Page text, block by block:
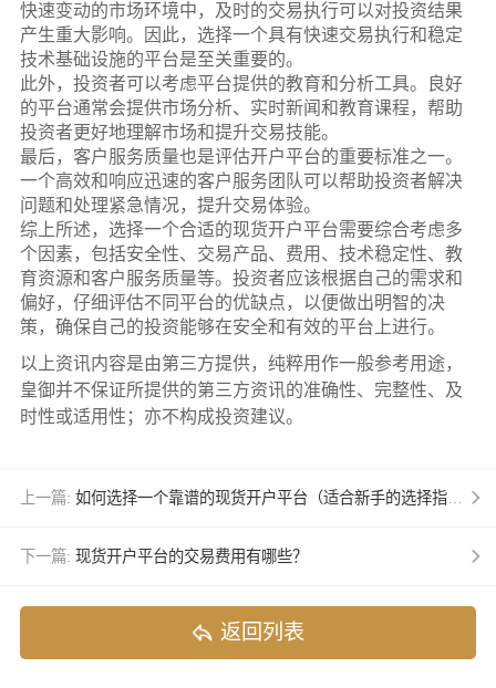
快速变动的市场环境中，及时的交易执行可以对投资结果
产生重大影响。因此，选择一个具有快速交易执行和稳定
技术基础设施的平台是至关重要的。
此外，投资者可以考虑平台提供的教育和分析工具。良好
的平台通常会提供市场分析、实时新闻和教育课程，帮助
投资者更好地理解市场和提升交易技能。
最后，客户服务质量也是评估开户平台的重要标准之一。
一个高效和响应迅速的客户服务团队可以帮助投资者解决
问题和处理紧急情况，提升交易体验。
综上所述，选择一个合适的现货开户平台需要综合考虑多
个因素，包括安全性、交易产品、费用、技术稳定性、教
育资源和客户服务质量等。投资者应该根据自己的需求和
偏好，仔细评估不同平台的优缺点，以便做出明智的决
策，确保自己的投资能够在安全和有效的平台上进行。
以上资讯内容是由第三方提供，纯粹用作一般参考用途，
皇御并不保证所提供的第三方资讯的准确性、完整性、及
时性或适用性；亦不构成投资建议。
上一篇: 如何选择一个靠谱的现货开户平台（适合新手的选择指南）
下一篇: 现货开户平台的交易费用有哪些？
返回列表